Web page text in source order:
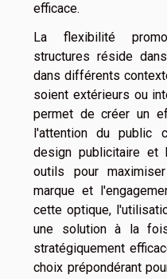
efficace.
La flexibilité
structures réside
dans différents
soient extérieurs ou
permet de créer un
l'attention du public
design publicitaire et
outils pour
marque et
cette optique,
une solution à la
stratégiquement
choix prépondérant